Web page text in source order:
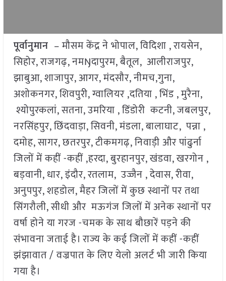
पूर्वानुमान – मौसम केंद्र ने भोपाल, विदिशा , रायसेन,
सिहोर, राजगढ़, नमŊदापुरम, बैतूल, आलीराजपुर,
झाबुआ, शाजापुर, आगर, मंदसौर, नीमच,गुना,
अशोकनगर, शिवपुरी, ग्वालियर ,दतिया , भिंड , मुरैना,
श्योपुरकलां, सतना, उमरिया , डिंडोरी कटनी, जबलपुर,
नरसिंहपुर, छिंदवाड़ा, सिवनी, मंडला, बालाघाट, पन्ना ,
दमोह, सागर, छतरपुर, टीकमगढ़, निवाड़ी और पांढुर्ना
जिलों में कहीं -कहीं ,हरदा, बुरहानपुर, खंडवा, खरगोन ,
बड़वानी, धार, इंदौर, रतलाम, उज्जैन , देवास, रीवा,
अनुपपुर, शहडोल, मैहर जिलों में कुछ स्थानों पर तथा
सिंगरौली, सीधी और मऊगंज जिलों में अनेक स्थानों पर
वर्षा होने या गरज -चमक के साथ बौछारें पड़ने की
संभावना जताई है। राज्य के कई जिलों में कहीं -कहीं
झंझावात / वज्रपात के लिए येलो अलर्ट भी जारी किया
गया है।